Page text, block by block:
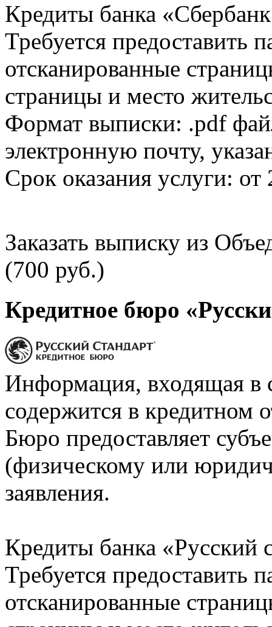
Кредиты банка
Требуется предоставить
отсканированные
страницы и место
Формат выписки: .pdf
электронную почту,
Срок оказания услуги: от
Заказать выписку из
(700 руб.)
Кредитное бюро
Информация, входящая в
содержится в кредитном
Бюро предоставляет
(физическому или
заявления.
Кредиты банка «Русский
Требуется предоставить
отсканированные